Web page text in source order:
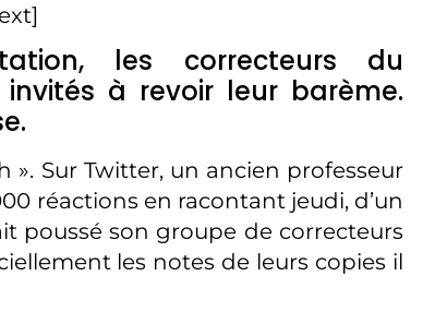
les correcteurs du
à revoir leur barème.
». Sur Twitter, un ancien professeur
réactions en racontant jeudi, d’un
poussé son groupe de correcteurs
les notes de leurs copies il